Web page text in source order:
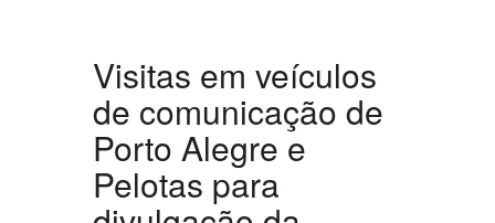
Visitas em veículos
de comunicação de
Porto Alegre e
Pelotas para